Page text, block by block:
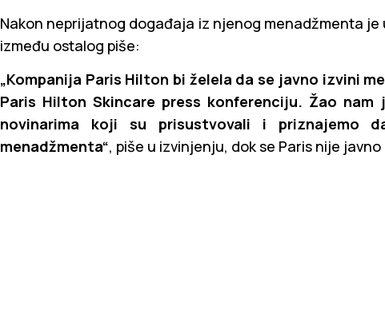
Nakon neprijatnog događaja iz njenog menadžmenta
između ostalog piše:
„Kompanija Paris Hilton bi želela da se javno izvini
Paris Hilton Skincare press konferenciju. Žao
novinarima koji su prisustvovali i priznajemo
menadžmenta“, piše u izvinjenju, dok se Paris nije